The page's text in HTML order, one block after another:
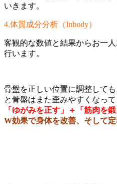
いきます。
4.体質成分分析（Inbody）
客観的な数値と結果からお一
行います。
骨盤を正しい位置に調整して
と骨盤はまた歪みやすくなって
「ゆがみを正す」＋「筋肉を鍛
W効果で身体を改善、そして定